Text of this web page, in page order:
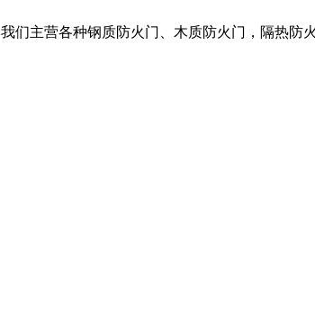
们主营各种钢质防火门、木质防火门，隔热